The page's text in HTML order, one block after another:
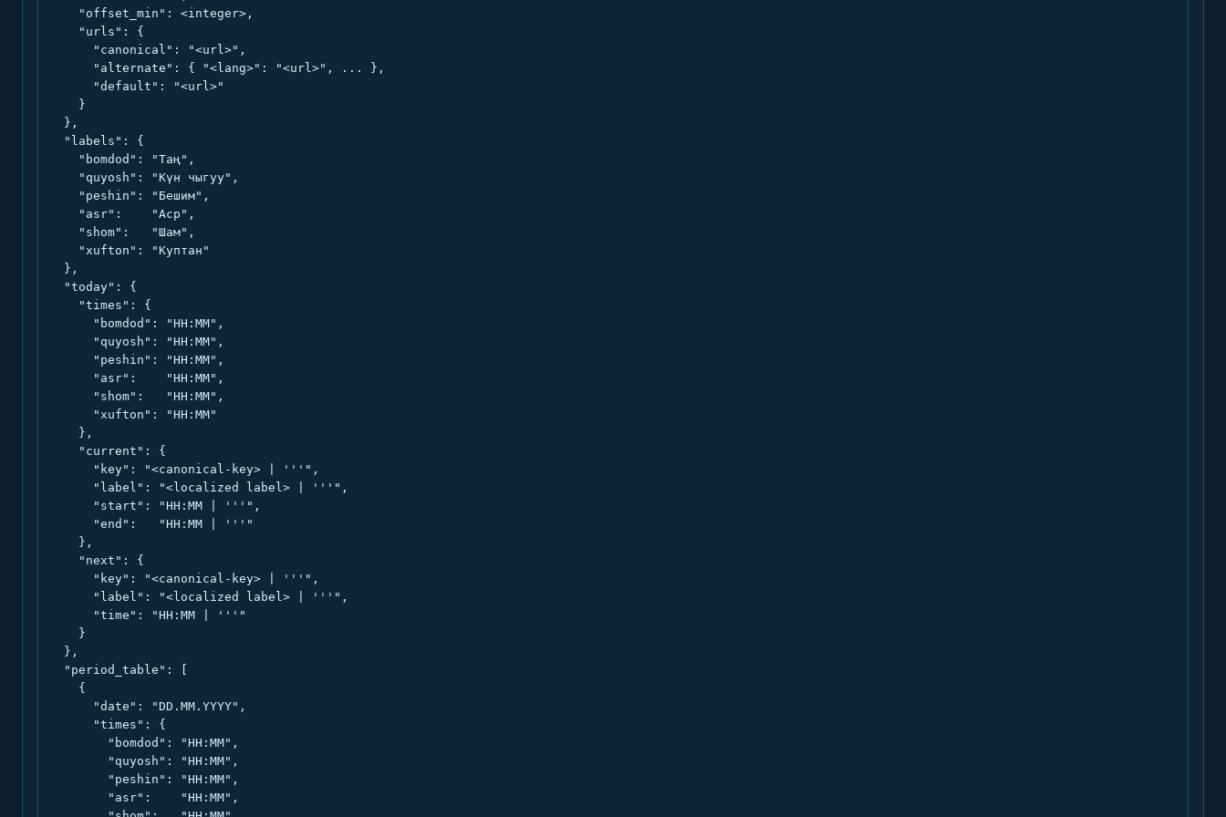
    "offset_min": <integer>,
    "urls": {
      "canonical": "<url>",
      "alternate": { "<lang>": "<url>", ... },
      "default": "<url>"
    }
  },
  "labels": {
    "bomdod": "Таң",
    "quyosh": "Күн чыгуу",
    "peshin": "Бешим",
    "asr":    "Аср",
    "shom":   "Шам",
    "xufton": "Куптан"
  },
  "today": {
    "times": {
      "bomdod": "HH:MM",
      "quyosh": "HH:MM",
      "peshin": "HH:MM",
      "asr":    "HH:MM",
      "shom":   "HH:MM",
      "xufton": "HH:MM"
    },
    "current": {
      "key": "<canonical-key> | '''",
      "label": "<localized label> | '''",
      "start": "HH:MM | '''",
      "end":   "HH:MM | '''"
    },
    "next": {
      "key": "<canonical-key> | '''",
      "label": "<localized label> | '''",
      "time": "HH:MM | '''"
    }
  },
  "period_table": [
    {
      "date": "DD.MM.YYYY",
      "times": {
        "bomdod": "HH:MM",
        "quyosh": "HH:MM",
        "peshin": "HH:MM",
        "asr":    "HH:MM",